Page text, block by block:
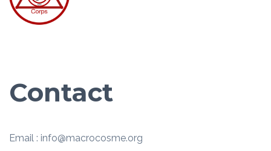
Contact
Email : info@macrocosme.org